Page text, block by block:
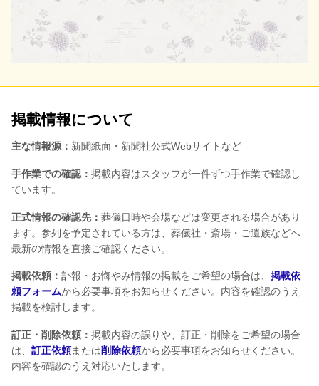
掲載情報について
主な情報源： 新聞紙面・新聞社公式Webサイトなど
手作業での確認： 掲載内容はスタッフが一件ずつ手作業で確認し
ています。
正式情報の確認先： 葬儀日時や会場などは変更される場合があり
ます。参列を予定されている方は、葬儀社・斎場・ご遺族などへ
最新の情報を直接ご確認ください。
掲載依頼： 訃報・お悔やみ情報の掲載をご希望の場合は、 掲載依
頼フォームから必要事項をお知らせください。内容を確認のうえ
掲載を検討します。
訂正・削除依頼： 掲載内容の誤りや、訂正・削除をご希望の場合
は、 訂正依頼または削除依頼から必要事項をお知らせください。
内容を確認のうえ対応いたします。